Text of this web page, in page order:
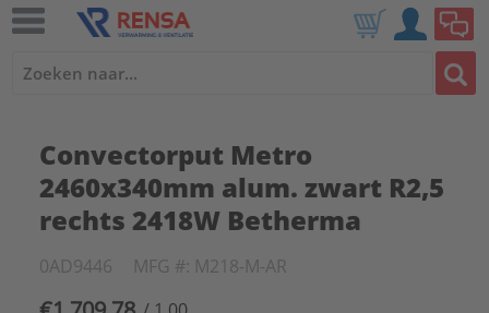
Convectorput Metro
2460x340mm alum. zwart R2,5
rechts 2418W Betherma
0AD9446 MFG #: M218-M-AR